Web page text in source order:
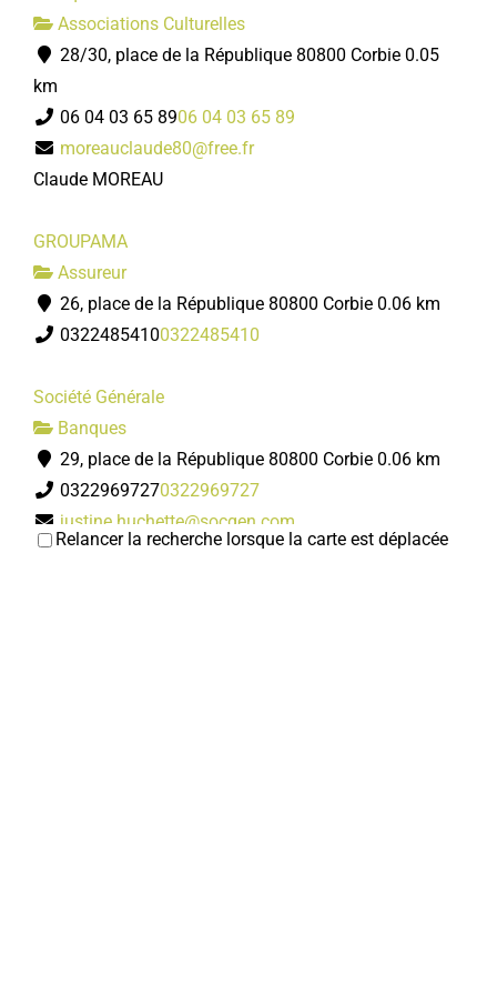
Associations Culturelles
28/30, place de la République 80800 Corbie 0.05
km
06 04 03 65 8906 04 03 65 89
moreauclaude80@free.fr
Claude MOREAU
GROUPAMA
Assureur
26, place de la République 80800 Corbie 0.06 km
03224854100322485410
Société Générale
Banques
29, place de la République 80800 Corbie 0.06 km
03229697270322969727
justine.huchette@socgen.com
Nathalie BUISSON
Relancer la recherche lorsque la carte est déplacée